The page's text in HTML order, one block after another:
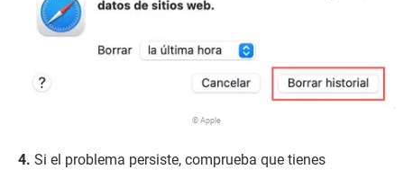
© Apple
Si el problema persiste, comprueba que tienes